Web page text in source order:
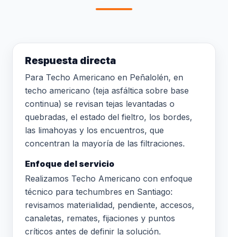
Respuesta directa
Para Techo Americano en Peñalolén, en
techo americano (teja asfáltica sobre base
continua) se revisan tejas levantadas o
quebradas, el estado del fieltro, los bordes,
las limahoyas y los encuentros, que
concentran la mayoría de las filtraciones.
Enfoque del servicio
Realizamos Techo Americano con enfoque
técnico para techumbres en Santiago:
revisamos materialidad, pendiente, accesos,
canaletas, remates, fijaciones y puntos
críticos antes de definir la solución.